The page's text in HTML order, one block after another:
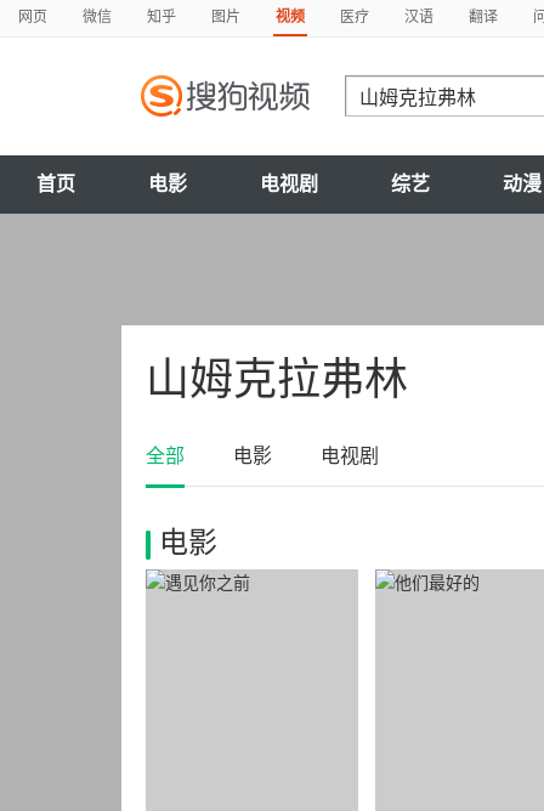
网页 微信 知乎 图片 视频 医疗 汉语 翻译
首页 电影 电视剧 综艺 动漫
山姆克拉弗林
全部 电影 电视剧
电影